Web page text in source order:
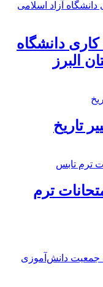
دانشگاه
البرز
تاریخ
ترم